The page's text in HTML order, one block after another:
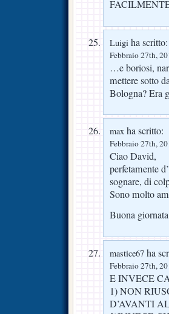
FACILMENTE
Luigi ha scritto:
Febbraio 27th,
…e boriosi,
mettere sotto
Bologna? Era
max ha scritto:
Febbraio 27th,
Ciao David,
perfetamente
sognare, di
Sono molto
Buona
mastice67 ha
Febbraio 27th,
E INVECE
1) NON
D’AVANTI